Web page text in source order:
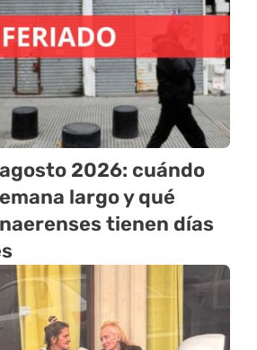
2026: cuándo
largo y qué
tienen días